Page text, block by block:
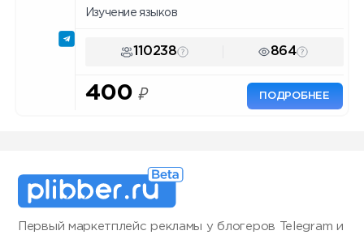
Изучение языков
110238 864
400 ₽ ПОДРОБНЕЕ
Первый маркетплейс рекламы у блогеров Telegram и